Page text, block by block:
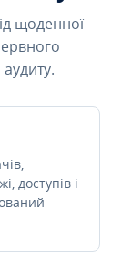
щоденної
доступів і